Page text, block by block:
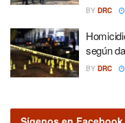
BY DRC
según
BY DRC